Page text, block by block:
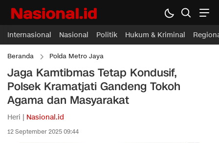
Internasional Nasional Politik Hukum & Kriminal
Beranda Polda Metro Jaya
Jaga Kamtibmas Tetap Kondusif,
Polsek Kramatjati Gandeng Tokoh
Agama dan Masyarakat
Heri | Nasional.id
12 September 2025 09:44